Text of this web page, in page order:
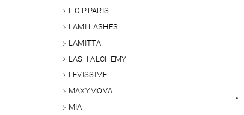
L.C.P.PARIS
LAMI LASHES
LAMITTA
LASH ALCHEMY
LEVISSIME
MAXYMOVA
MIA